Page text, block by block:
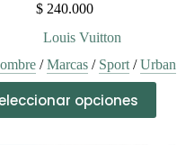
$240.000
Louis Vuitton
/Marcas/ Sport/Urban
opciones
producto
tiene